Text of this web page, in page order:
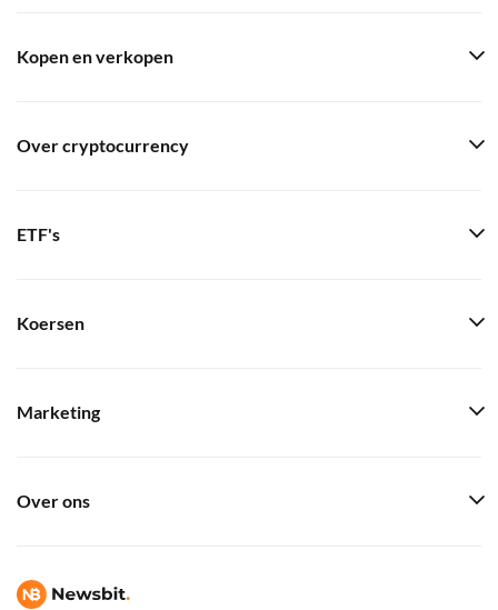
Kopen en verkopen
Over cryptocurrency
ETF's
Koersen
Marketing
Over ons